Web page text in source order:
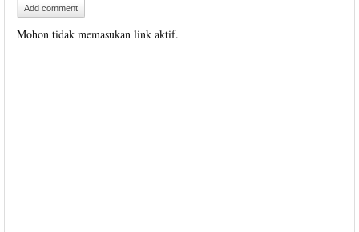
Add comment
Mohon tidak memasukan link aktif.